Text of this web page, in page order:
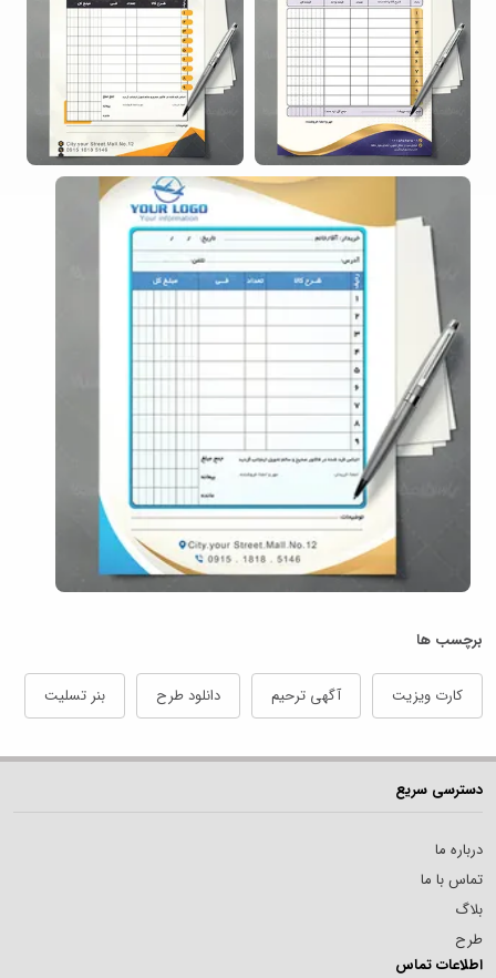
برچسب ها
کارت ویزیت آگهی ترحیم دانلود طرح بنر تسلیت
دسترسی سریع
درباره ما
تماس با ما
بلاگ
طرح
اطلاعات تماس